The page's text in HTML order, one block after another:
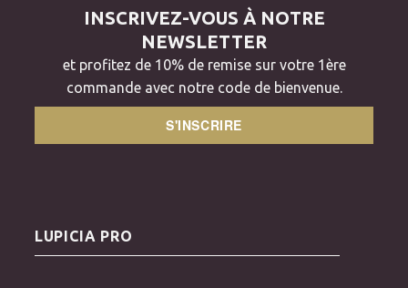
INSCRIVEZ-VOUS À NOTRE
NEWSLETTER
et profitez de 10% de remise sur votre 1ère
commande avec notre code de bienvenue.
S'INSCRIRE
LUPICIA PRO